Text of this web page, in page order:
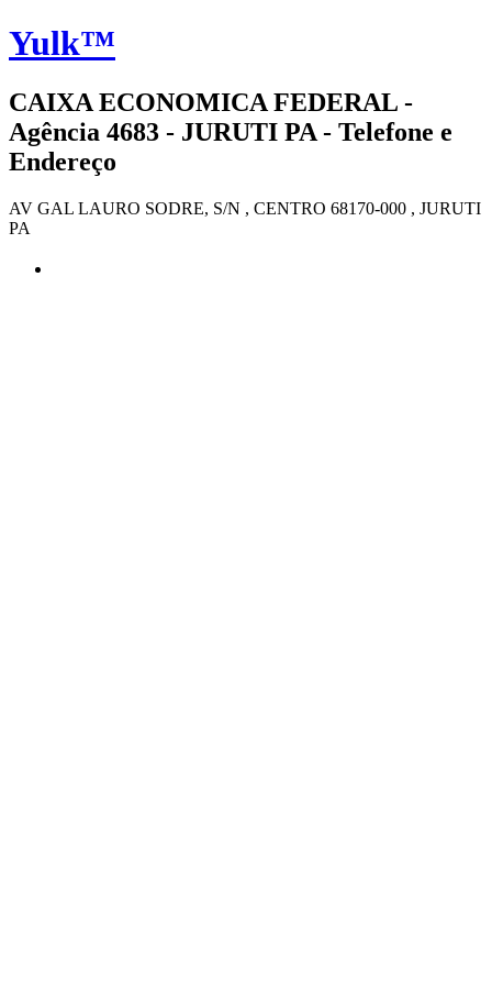
Yulk™
CAIXA ECONOMICA FEDERAL -
Agência 4683 - JURUTI PA - Telefone e
Endereço
AV GAL LAURO SODRE, S/N , CENTRO 68170-000 , JURUTI
PA